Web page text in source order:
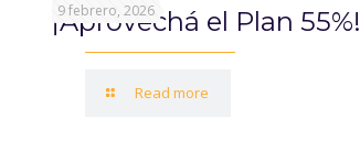
9 febrero, 2026
¡Aprovechá el Plan 55%!
Read more